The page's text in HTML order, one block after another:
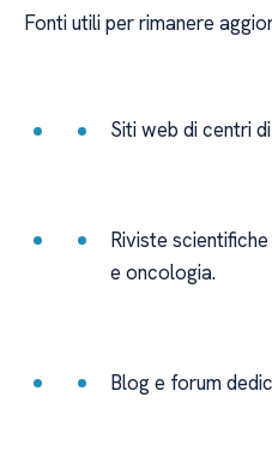
Fonti utili per rimanere
Siti web di centri
Riviste
e oncologia.
Blog e forum